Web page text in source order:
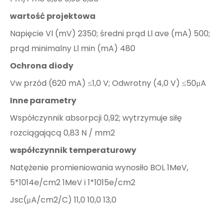
wartość projektowa
Napięcie Vl (mV) 2350; średni prąd Ll ave (mA) 500;
prąd minimalny Ll min (mA) 480
Ochrona diody
Vw przód (620 mA) ≤1,0 V; Odwrotny (4,0 V) ≤50μA
Inne parametry
Współczynnik absorpcji 0,92; wytrzymuje siłę
rozciągającą 0,83 N / mm2
współczynnik temperaturowy
Natężenie promieniowania wynosiło BOL 1MeV,
5*1014e/cm2 1MeV i 1*1015e/cm2
Jsc(μA/cm2/C) 11,0 10,0 13,0